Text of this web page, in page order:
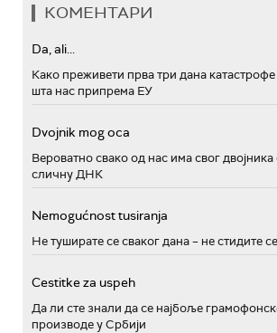
КОМЕНТАРИ
Da, ali...
Како преживети прва три дана
шта нас припрема ЕУ
Dvojnik mog oca
Вероватно свако од нас има свог двојника
сличну ДНК
Nemogućnost tusiranja
Не туширате се сваког дана – не стидите
Cestitke za uspeh
Да ли сте знали да се најбоље
производе у Србији